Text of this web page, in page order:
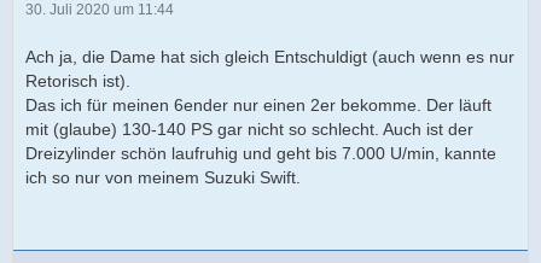
30. Juli 2020 um 11:44
Ach ja, die Dame hat sich gleich Entschuldigt (auch wenn es nur
Retorisch ist).
Das ich für meinen 6ender nur einen 2er bekomme. Der läuft
mit (glaube) 130-140 PS gar nicht so schlecht. Auch ist der
Dreizylinder schön laufruhig und geht bis 7.000 U/min, kannte
ich so nur von meinem Suzuki Swift.